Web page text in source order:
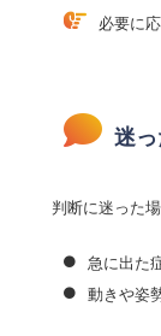
必要に
迷
判断に迷った
急に出た
動きや姿